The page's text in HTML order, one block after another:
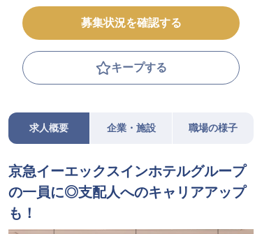
募集状況を確認する
キープする
求人概要 企業・施設 職場の様子
京急イーエックスインホテルグループ
の一員に◎支配人へのキャリアアップ
も！